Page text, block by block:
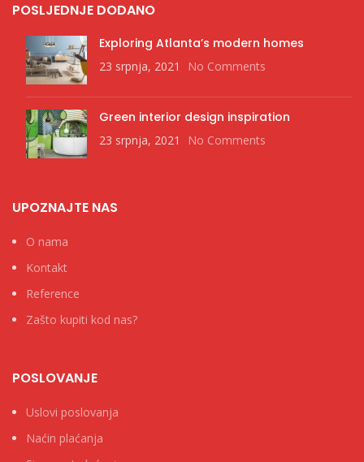
POSLJEDNJE DODANO
Exploring Atlanta’s modern homes
23 srpnja, 2021 No Comments
Green interior design inspiration
23 srpnja, 2021 No Comments
UPOZNAJTE NAS
O nama
Kontakt
Reference
Zašto kupiti kod nas?
POSLOVANJE
Uslovi poslovanja
Naćin plaćanja